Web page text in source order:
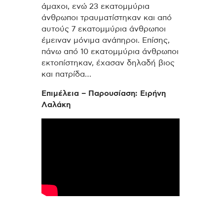
άμαχοι, ενώ 23 εκατομμύρια
άνθρωποι τραυματίστηκαν και από
αυτούς 7 εκατομμύρια άνθρωποι
έμειναν μόνιμα ανάπηροι. Επίσης,
πάνω από 10 εκατομμύρια άνθρωποι
εκτοπίστηκαν, έχασαν δηλαδή βιος
και πατρίδα…
Επιμέλεια – Παρουσίαση: Ειρήνη
Λαλάκη